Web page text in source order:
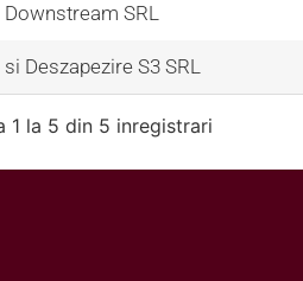
SRL
Deszapezire S3 SRL
1 la 5 din 5 inregistrari